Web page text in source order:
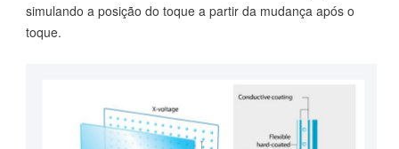
simulando a posição do toque a partir da mudança após o
toque.